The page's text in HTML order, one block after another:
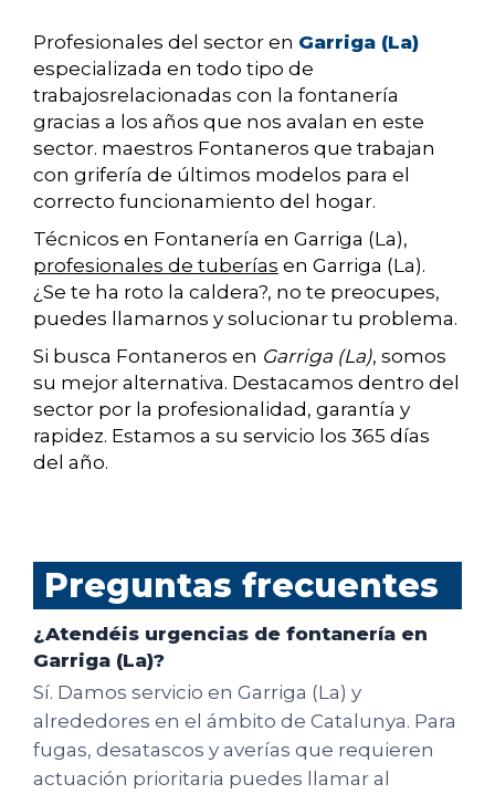
Profesionales del sector en Garriga (La)
especializada en todo tipo de
trabajosrelacionadas con la fontanería
gracias a los años que nos avalan en este
sector. maestros Fontaneros que trabajan
con grifería de últimos modelos para el
correcto funcionamiento del hogar.
Técnicos en Fontanería en Garriga (La),
profesionales de tuberías en Garriga (La).
¿Se te ha roto la caldera?, no te preocupes,
puedes llamarnos y solucionar tu problema.
Si busca Fontaneros en Garriga (La), somos
su mejor alternativa. Destacamos dentro del
sector por la profesionalidad, garantía y
rapidez. Estamos a su servicio los 365 días
del año.
Preguntas frecuentes
¿Atendéis urgencias de fontanería en
Garriga (La)?
Sí. Damos servicio en Garriga (La) y
alrededores en el ámbito de Catalunya. Para
fugas, desatascos y averías que requieren
actuación prioritaria puedes llamar al